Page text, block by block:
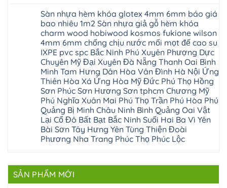
Nam
Định
Sóc
Sơn
Ninh
Bình
Thái
Bình
Vĩnh
Phúc
Tây
Hồ
Thanh
Hóa
Đống
Đa
Nghệ
An
đà
nẵng
thanh
xuân
cầu
giấy
hoành
bồ
hạ
long
ninh
giang
hoàng
mai
quảng
ninh
tây
hồ
sơn
tây
thất
mê
linh
thanh
nhựa
composite
Phúc
Thọ
Phúc
Lộc
Hát
Môn
Sài
Gòn
Thạch
Thất
Hạ
Bằng
Tây
Phương
tphcm
Hòa
Lạc
Yên
Xuân
Đạo
Đà
Nẵng
nghiệp
tại
Hà
Nội
Sửa
sàn
nhựa
giả
gỗ
Sửa
mặt
bậc
cầu
thang
nhựa
sửa
cửa
nhựa
composite
Thanh
Nam
Phù
bình
luận
ở
Sửa
sàn
gỗ
bị
hở
tại
Hà
Nội
Sửa
sàn
gỗ
công
nghiệp
bị
hở
Sửa
sàn
Sửa
mặt
bậc
cầu
Sàn nhựa hèm khóa glotex 4mm 6mm báo giá
bao nhiêu 1m2 Sàn nhựa giả gỗ hèm khóa
charm wood hobiwood kosmos fukione wilson
4mm 6mm chống chịu nước mối mọt đế cao su
IXPE pvc spc Bắc Ninh Phú Xuyên Phượng Dực
Chuyên Mỹ Đại Xuyên Đà Nẵng Thanh Oai Bình
Minh Tam Hưng Dân Hòa Vân Đình Hà Nội Ứng
Thiên Hòa Xá Ứng Hòa Mỹ Đức Phú Thọ Hồng
Sơn Phúc Sơn Hương Sơn tphcm Chương Mỹ
Phú Nghĩa Xuân Mai Phú Thọ Trần Phú Hòa Phú
Quảng Bị Minh Châu Ninh Bình Quảng Oai Vật
Lại Cổ Đô Bất Bạt Bắc Ninh Suối Hai Ba Vì Yên
Bài Sơn Tây Hưng Yên Tùng Thiện Đoài
Phương Nha Trang Phúc Thọ Phúc Lộc
luận
ở
Sàn
SẢN PHẨM MỚI